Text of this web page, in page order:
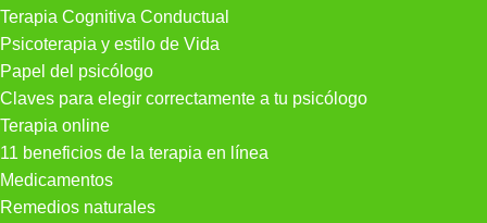
Terapia Cognitiva Conductual
Psicoterapia y estilo de Vida
Papel del psicólogo
Claves para elegir correctamente a tu psicólogo
Terapia online
11 beneficios de la terapia en línea
Medicamentos
Remedios naturales